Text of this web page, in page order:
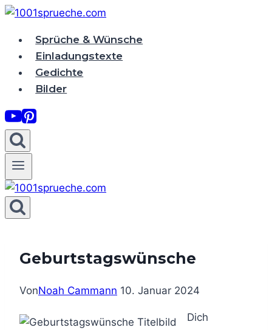
Zum
springenSprüche & Wünsche
Einladungstexte
Gedichte
Bilder
Geburtstagswünsche
VonNoah Cammann 10. Januar 2024
Dich